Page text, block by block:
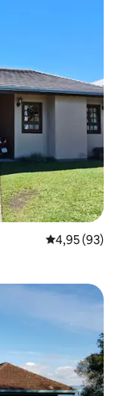
4,95 de uma
4,95 (93)